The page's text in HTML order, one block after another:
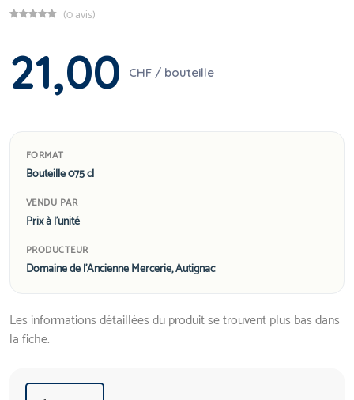
(0 avis)
21,00 CHF / bouteille
FORMAT
Bouteille 075 cl
VENDU PAR
Prix à l'unité
PRODUCTEUR
Domaine de l'Ancienne Mercerie, Autignac
Les informations détaillées du produit se trouvent plus bas dans
la fiche.